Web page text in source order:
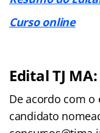
Curso online
Edital TJ
De acordo com o
candidato